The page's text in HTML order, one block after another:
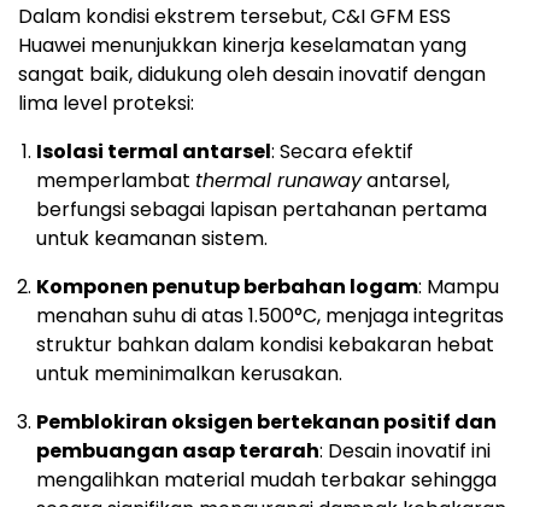
Dalam kondisi ekstrem tersebut, C&I GFM ESS
Huawei menunjukkan kinerja keselamatan yang
sangat baik, didukung oleh desain inovatif dengan
lima level proteksi:
Isolasi termal antarsel: Secara efektif
memperlambat thermal runawayantarsel,
berfungsi sebagai lapisan pertahanan pertama
untuk keamanan sistem.
Komponen penutup berbahan logam: Mampu
menahan suhu di atas 1.500°C, menjaga integritas
struktur bahkan dalam kondisi kebakaran hebat
untuk meminimalkan kerusakan.
Pemblokiran oksigen bertekanan positif dan
pembuangan asap terarah: Desain inovatif ini
mengalihkan material mudah terbakar sehingga